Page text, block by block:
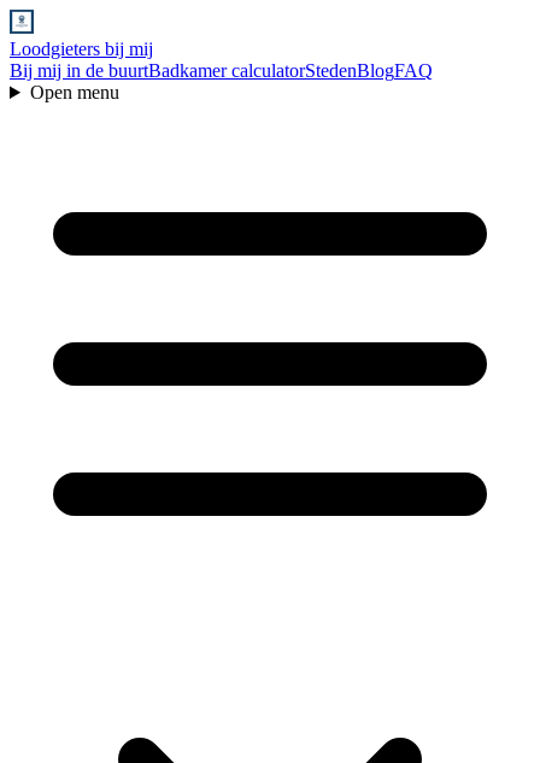
Loodgieters bij mij
Bij mij in de buurtBadkamer calculatorStedenBlogFAQ
Open menu